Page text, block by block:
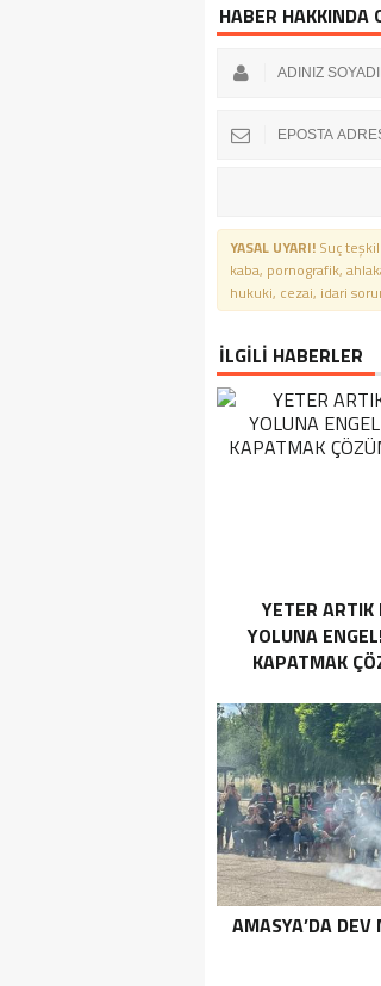
HABER HAKKINDA
YASAL UYARI! Suç
kaba, pornografik,
hukuki, cezai, idari
İLGİLİ HABERLER
YETER ARTIK
YOLUNA
KAPATMAK
AMASYA’DA